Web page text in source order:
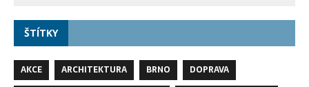
ŠTÍTKY
AKCE ARCHITEKTURA BRNO
DOPRAVA